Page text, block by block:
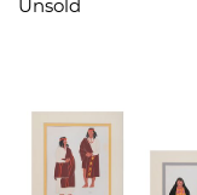
totales
Unsold